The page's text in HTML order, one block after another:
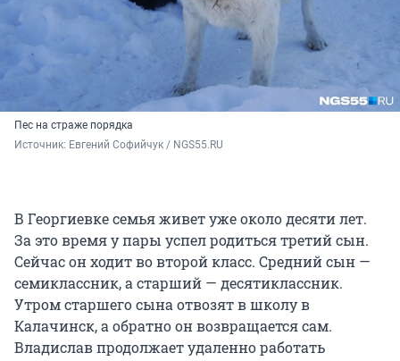
Пес на страже порядка
Источник: Евгений Софийчук / NGS55.RU
В Георгиевке семья живет уже около десяти лет.
За это время у пары успел родиться третий сын.
Сейчас он ходит во второй класс. Средний сын —
семиклассник, а старший — десятиклассник.
Утром старшего сына отвозят в школу в
Калачинск, а обратно он возвращается сам.
Владислав продолжает удаленно работать